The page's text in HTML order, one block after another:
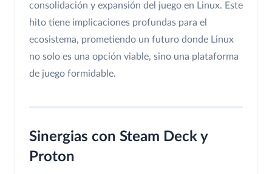
consolidación y expansión del juego en Linux. Este
hito tiene implicaciones profundas para el
ecosistema, prometiendo un futuro donde Linux
no solo es una opción viable, sino una plataforma
de juego formidable.
Sinergias con Steam Deck y
Proton